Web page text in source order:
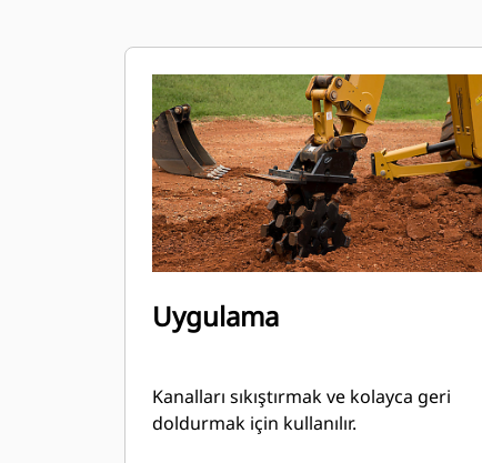
Uygulama
Kanalları sıkıştırmak ve kolayca geri
doldurmak için kullanılır.